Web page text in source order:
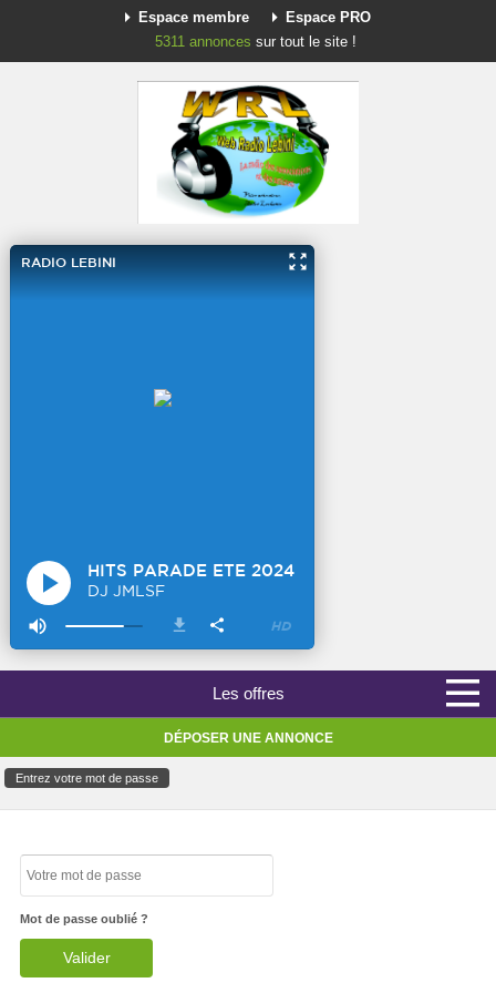
Espace membre
Espace PRO
5311 annonces sur tout le site !
Les offres
DÉPOSER UNE ANNONCE
Entrez votre mot de passe
Mot de passe oublié ?